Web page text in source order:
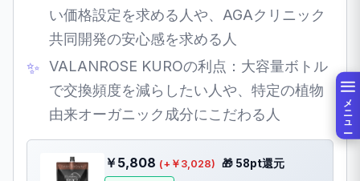
メニュー
い価格設定を求める人や、AGAクリニック
共同開発の安心感を求める人
VALANROSE KUROの利点：大容量ボトル
で交換頻度を減らしたい人や、特定の植物
由来オーガニック成分にこだわる人
￥5,808 (+￥3,028) 🎁 58pt還元